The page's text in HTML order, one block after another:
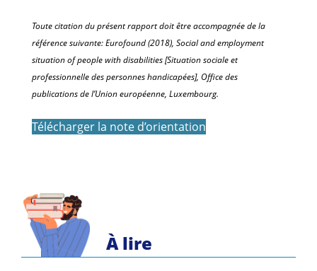
Toute citation du présent rapport doit être accompagnée de la
référence suivante: Eurofound (2018), Social and employment
situation of people with disabilities [Situation sociale et
professionnelle des personnes handicapées], Office des
publications de l’Union européenne, Luxembourg.
Télécharger la note d’orientation
À lire